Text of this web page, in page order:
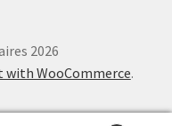
2026
with WooCommerce.